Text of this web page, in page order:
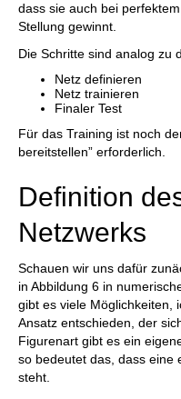
dass sie auch bei
Stellung gewinnt.
Die Schritte sind analog zu
Netz definieren
Netz trainieren
Finaler Test
Für das Training ist noch
bereitstellen” erforderlich.
Definition
Netzwerks
Schauen wir uns dafür
in Abbildung 6 in
gibt es viele Möglichkeiten,
Ansatz entschieden, der
Figurenart gibt es ein
so bedeutet das, dass eine
steht.